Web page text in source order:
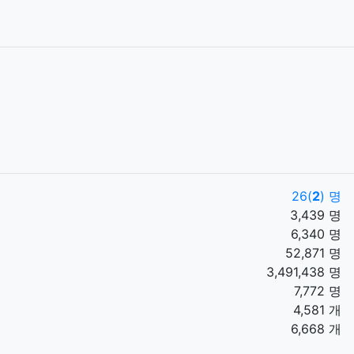
26(2) 명
3,439 명
6,340 명
52,871 명
3,491,438 명
7,772 명
4,581 개
6,668 개